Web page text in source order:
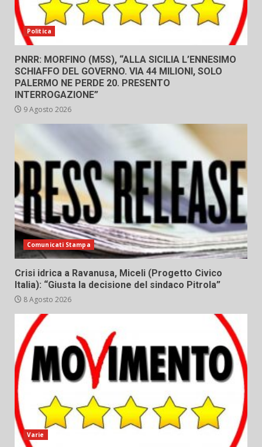
Politica
PNRR: MORFINO (M5S), “ALLA SICILIA L’ENNESIMO
SCHIAFFO DEL GOVERNO. VIA 44 MILIONI, SOLO
PALERMO NE PERDE 20. PRESENTO
INTERROGAZIONE”
9 Agosto 2026
Comunicati Stampa
Crisi idrica a Ravanusa, Miceli (Progetto Civico
Italia): “Giusta la decisione del sindaco Pitrola”
8 Agosto 2026
Varie